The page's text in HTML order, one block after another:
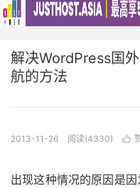
解决WordPress国
航的方法
2013-11-26 阅读(4330) 
出现这种情况的原因是